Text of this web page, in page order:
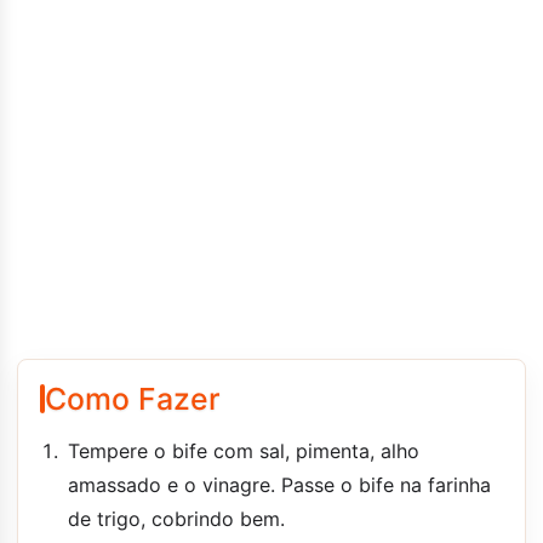
Como Fazer
Tempere o bife com sal, pimenta, alho
amassado e o vinagre. Passe o bife na farinha
de trigo, cobrindo bem.